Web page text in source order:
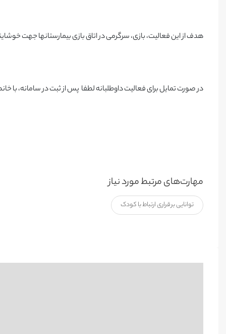
هدف از این فعالیت، بازی، سرگرمی در اتاق بازی بیمارستانها جهت
در صورت تمایل برای فعالیت داوطلبانه لطفا پس از ثبت در سامانه، با
مهارت‌های مرتبط مورد نیاز
توانایی برقراری ارتباط با کودک